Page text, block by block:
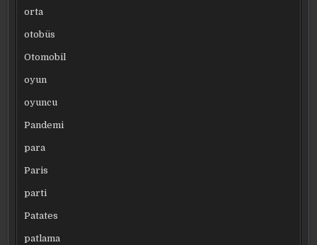
orta
otobüs
Otomobil
oyun
oyuncu
Pandemi
para
Paris
parti
Patates
patlama